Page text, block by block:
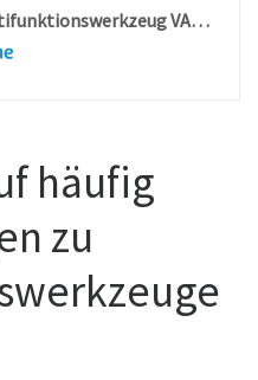
Einhell Akku-Multifunktionswerkzeug VARRITO
häufig
zu